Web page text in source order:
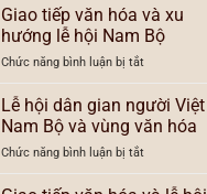
hướng
dân
gian
hóa
và
tổng
hợp
lễ
hội
Giao tiếp văn hóa và xu
hướng lễ hội Nam Bộ
Chức năng bình luận bị tắtở
Giao
tiếp
văn
hóa
và
xu
Lễ hội dân gian người Việt
Nam Bộ và vùng văn hóa
Chức năng bình luận bị tắtở
Lễ
hội